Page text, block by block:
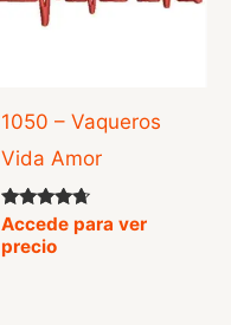
1050 – Vaqueros
Vida Amor
Valorado
con
4.50
Accede para ver
precio